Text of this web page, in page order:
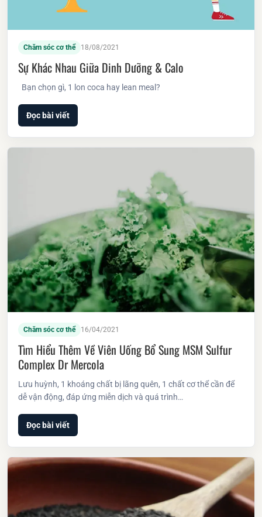
Chăm sóc cơ thể 18/08/2021
Sự Khác Nhau Giữa Dinh Dưỡng & Calo
Bạn chọn gì, 1 lon coca hay lean meal?
Đọc bài viết
Chăm sóc cơ thể 16/04/2021
Tìm Hiểu Thêm Về Viên Uống Bổ Sung MSM Sulfur
Complex Dr Mercola
Lưu huỳnh, 1 khoáng chất bị lãng quên, 1 chất cơ thể cần để
dễ vận động, đáp ứng miễn dịch và quá trình…
Đọc bài viết